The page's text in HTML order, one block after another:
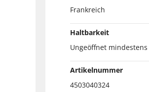
Frankreich
Haltbarkeit
Ungeöffnet
Artikelnummer
4503040324